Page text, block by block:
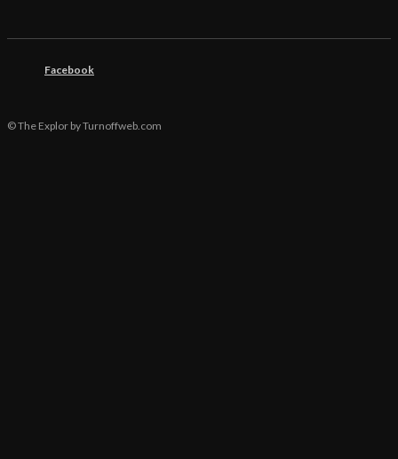
Facebook
© The Explor by Turnoffweb.com